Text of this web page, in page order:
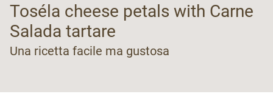
Toséla cheese petals with Carne
Salada tartare
Una ricetta facile ma gustosa